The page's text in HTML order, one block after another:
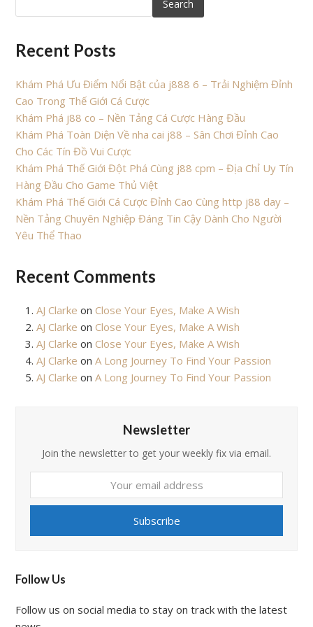
Search
Recent Posts
Khám Phá Ưu Điểm Nổi Bật của j888 6 – Trải Nghiệm Đỉnh
Cao Trong Thế Giới Cá Cược
Khám Phá j88 co – Nền Tảng Cá Cược Hàng Đầu
Khám Phá Toàn Diện Về nha cai j88 – Sân Chơi Đỉnh Cao
Cho Các Tín Đồ Vui Cược
Khám Phá Thế Giới Đột Phá Cùng j88 cpm – Địa Chỉ Uy Tín
Hàng Đầu Cho Game Thủ Việt
Khám Phá Thế Giới Cá Cược Đỉnh Cao Cùng http j88 day –
Nền Tảng Chuyên Nghiệp Đáng Tin Cậy Dành Cho Người
Yêu Thể Thao
Recent Comments
AJ Clarke on Close Your Eyes, Make A Wish
AJ Clarke on Close Your Eyes, Make A Wish
AJ Clarke on Close Your Eyes, Make A Wish
AJ Clarke onA Long Journey To Find Your Passion
AJ Clarke onA Long Journey To Find Your Passion
Newsletter
Join the newsletter to get your weekly fix via email.
email
Subscribe
Follow Us
Follow us on social media to stay on track with the latest